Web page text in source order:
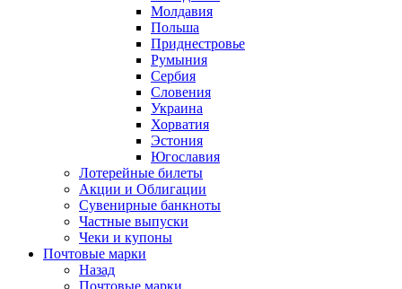
Молдавия
Польша
Приднестровье
Румыния
Сербия
Словения
Украина
Хорватия
Эстония
Югославия
Лотерейные билеты
Акции и Облигации
Сувенирные банкноты
Частные выпуски
Чеки и купоны
Почтовые марки
Назад
Почтовые марки